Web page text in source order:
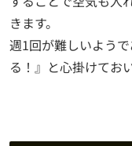
きます。
週1回が難しいよう
る！』と心掛けてお